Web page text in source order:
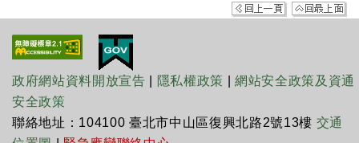
政府網站資料開放宣告 隱私權政策 |網站安全政策及資通
安全政策
聯絡地址：104100 臺北市中山區復興北路2號13樓 交通